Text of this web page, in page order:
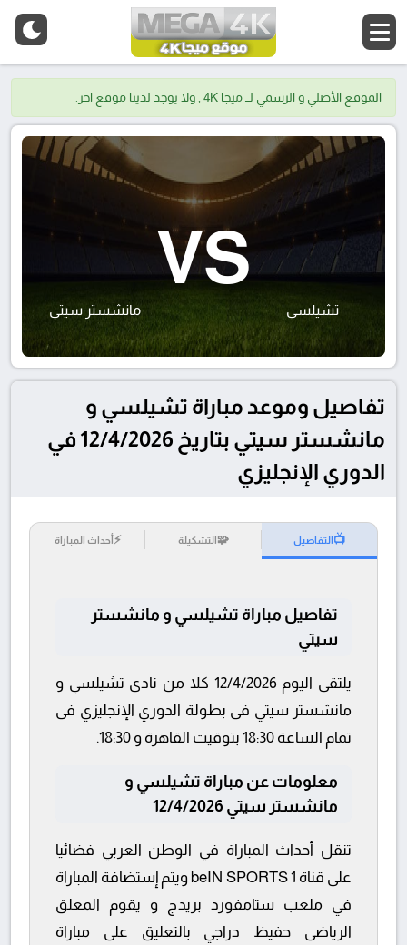
الموقع الأصلي و الرسمي لــ ميجا 4K , ولا يوجد لدينا موقع اخر.
تشيلسي
VS
مانشستر سيتي
تفاصيل وموعد مباراة تشيلسي و
مانشستر سيتي بتاريخ 12/4/2026 في
الدوري الإنجليزي
📺التفاصيل 🧩التشكيلة ⚡أحداث المباراة
تفاصيل مباراة تشيلسي و مانشستر
سيتي
يلتقى اليوم 12/4/2026 كلا من نادى تشيلسي و
مانشستر سيتي فى بطولة الدوري الإنجليزي فى
تمام الساعة 18:30 بتوقيت القاهرة و 18:30.
معلومات عن مباراة تشيلسي و
مانشستر سيتي 12/4/2026
تنقل أحداث المباراة في الوطن العربي فضائيا
على قناة beIN SPORTS 1 ويتم إستضافة المباراة
في ملعب ستامفورد بريدج و يقوم المعلق
الرياضى حفيظ دراجي بالتعليق على مباراة